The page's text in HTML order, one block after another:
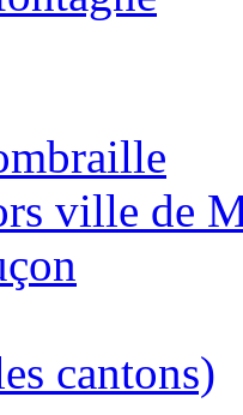
ville de
cantons)